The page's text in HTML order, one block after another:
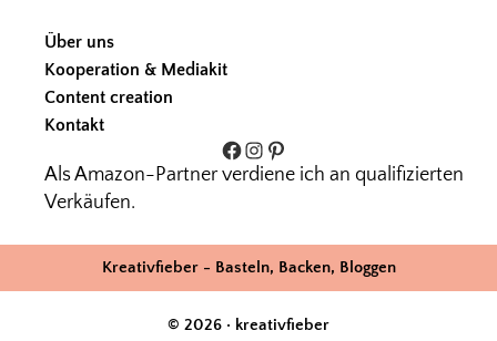
Über uns
Kooperation & Mediakit
Content creation
Kontakt
Facebook
Instagram
Pinterest
Als Amazon-Partner verdiene ich an qualifizierten
Verkäufen.
Kreativfieber - Basteln, Backen, Bloggen
© 2026 · kreativfieber